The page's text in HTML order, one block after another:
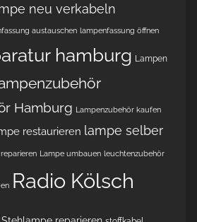
neu verkabeln
austauschen lampenfassung öffnen
hamburg Lampen
Hamburg Lampenzubehör kaufen
restaurieren lampe selber
Lampe umbauen leuchtenzubehör
Radio Kölsch